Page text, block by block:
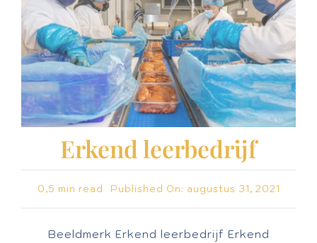
Erkend leerbedrijf
0,5 min read Published On: augustus 31, 2021
Beeldmerk Erkend leerbedrijf Erkend